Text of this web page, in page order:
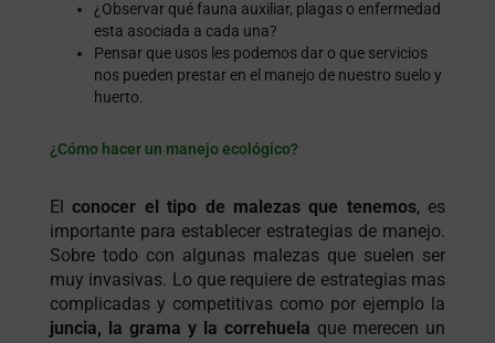
¿Observar qué fauna auxiliar, plagas o enfermedad
esta asociada a cada una?
Pensar que usos les podemos dar o que servicios
nos pueden prestar en el manejo de nuestro suelo y
huerto.
¿Cómo hacer un manejo ecológico?
El conocer el tipo de malezas que tenemos, es
importante para establecer estrategias de manejo.
Sobre todo con algunas malezas que suelen ser
muy invasivas. Lo que requiere de estrategias mas
complicadas y competitivas como por ejemplo la
juncia, la grama y la correhuela que merecen un